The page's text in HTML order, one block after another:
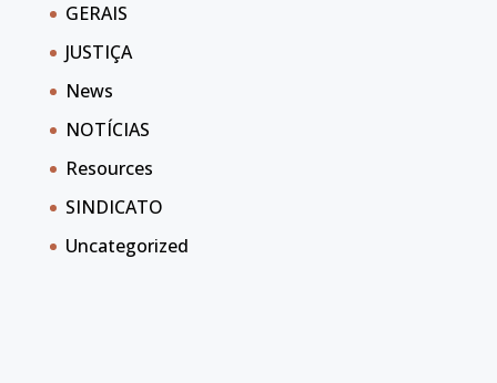
GERAIS
JUSTIÇA
News
NOTÍCIAS
Resources
SINDICATO
Uncategorized